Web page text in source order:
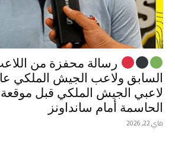
رسالة محفزة من
السابق ولاعب الجيش الملكي
لاعبي الجيش الملكي قبل موقعة
الحاسمة أمام سانداونز
ماي 22, 2026